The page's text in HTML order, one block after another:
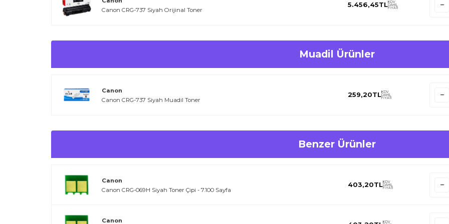
Kullanım İpuçları
Yazıcı hata verirse kartuşu çıkarıp yeniden takmayı deneyin.
Canon CRG-737 Siyah Orijinal Toner
5.456,45TLKDV
DAHİL
FİYATI
Muadil Ürünler
Canon
Canon CRG-737 Siyah Muadil Toner
259,20TLKDV
DAHİL
FİYATI
Benzer Ürünler
Canon
Canon CRG-069H Siyah Toner Çipi - 7.100 Sayfa
403,20TLKDV
DAHİL
FİYATI
Canon
KDV